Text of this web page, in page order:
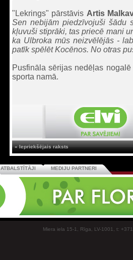
"Lekrings" pārstāvis Artis
Sen nebijām piedzīvojuši šādu
kļuvuši stiprāki, tas priecē mani
ka Ulbroka mūs neizvēlējās -
patīk spēlēt Kocēnos. No otras
Pusfināla sērijas nedēļas
sporta namā.
« Iepriekšējais raksts
ATBALSTĪTĀJI MEDIJU PARTNERI
Miera iela 15-1, Rīga, LV-1001, t: